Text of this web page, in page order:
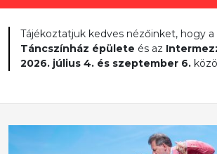
Tájékoztatjuk kedves nézőinket, hogy a
Táncszínház épülete és az
2026. július 4. és szeptember 6.